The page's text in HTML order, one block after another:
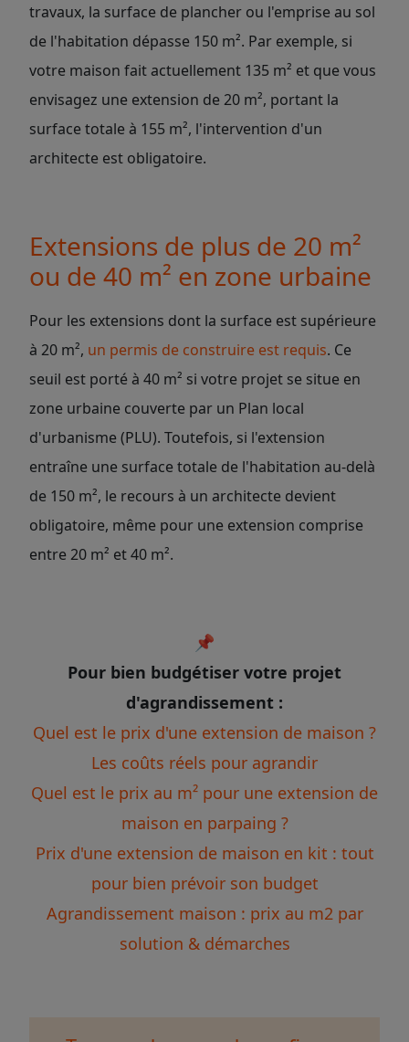
travaux, la surface de plancher ou l'emprise au sol
de l'habitation dépasse 150 m². Par exemple, si
votre maison fait actuellement 135 m² et que vous
envisagez une extension de 20 m², portant la
surface totale à 155 m², l'intervention d'un
architecte est obligatoire.
Extensions de plus de 20 m²
ou de 40 m² en zone urbaine
Pour les extensions dont la surface est supérieure
à 20 m², un permis de construire est requis. Ce
seuil est porté à 40 m² si votre projet se situe en
zone urbaine couverte par un Plan local
d'urbanisme (PLU). Toutefois, si l'extension
entraîne une surface totale de l'habitation au-delà
de 150 m², le recours à un architecte devient
obligatoire, même pour une extension comprise
entre 20 m² et 40 m².
📌
Pour bien budgétiser votre projet
d'agrandissement :
Quel est le prix d'une extension de maison ?
Les coûts réels pour agrandir
Quel est le prix au m² pour une extension de
maison en parpaing ?
Prix d'une extension de maison en kit : tout
pour bien prévoir son budget
Agrandissement maison : prix au m2 par
solution & démarches